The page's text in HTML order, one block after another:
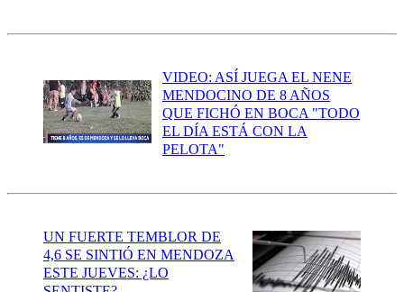
VIDEO: ASÍ JUEGA EL NENE
MENDOCINO DE 8 AÑOS
QUE FICHÓ EN BOCA "TODO
EL DÍA ESTÁ CON LA
PELOTA"
UN FUERTE TEMBLOR DE
4,6 SE SINTIÓ EN MENDOZA
ESTE JUEVES: ¿LO